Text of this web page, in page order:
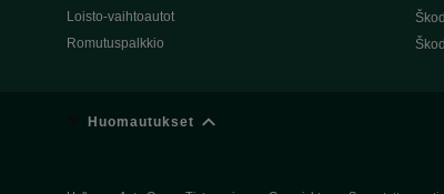
Loisto-vaihtoautot
Romutuspalkkio
Huomautukset